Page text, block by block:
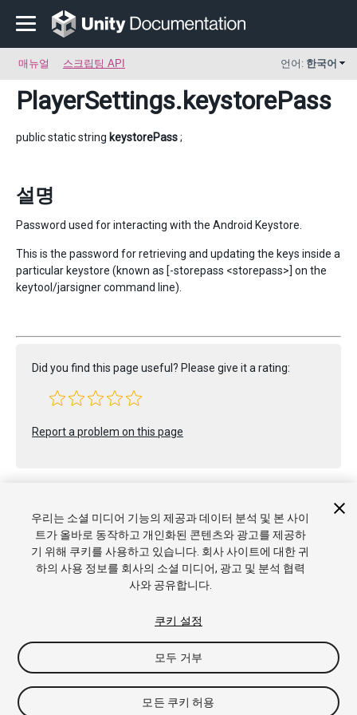
매뉴얼 스크립팅 API 언어: 한국어
PlayerSettings.keystorePass
public static string keystorePass;
설명
Password used for interacting with the Android Keystore.
This is the password for retrieving and updating the keys inside a
particular keystore (known as [-storepass <storepass>] on the
keytool/jarsigner command line).
Did you find this page useful? Please give it a rating:
Report a problem on this page
Copyright © 2019 Unity Technologies. Publication 2018.4
튜토리얼
커뮤니티 답변 기술 자료 포럼 에셋 스토어
상표 및
개인정보처리방침
우리는 소셜 미디어 기능의 제공과 데이터 분석 및 본 사이
트가 올바로 동작하고 개인화된 콘텐츠와 광고를 제공하
기 위해 쿠키를 사용하고 있습니다. 회사 사이트에 대한 귀
하의 사용 정보를 회사의 소셜 미디어, 광고 및 분석 협력
사와 공유합니다.
쿠키 설정
모두 거부
모든 쿠키 허용